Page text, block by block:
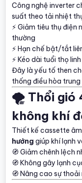
Công nghệ inverter
suất theo tải nhiệt
⚡ Giảm tiêu thụ
thường
⚡ Hạn chế bật/tắt
⚡ Kéo dài tuổi thọ
Đây là yếu tố then
thống điều hòa
🌪️ Thổi gió
không khí
Thiết kế cassette
hướng giúp khí lạnh
🧭 Giảm chênh lệch
🧭 Không gây lạnh
🧭 Nâng cao sự